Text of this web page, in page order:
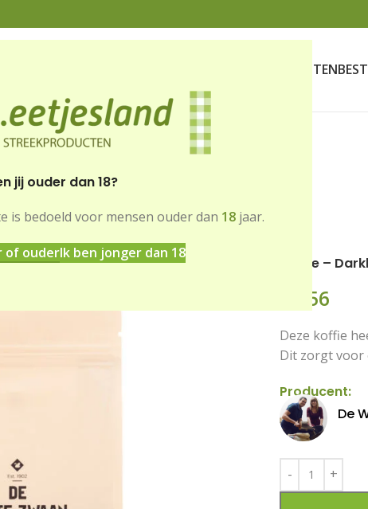
jij ouder dan 18?
is bedoeld voor mensen ouder dan 18 jaar.
of ouderIk ben jonger dan 18
VERKOOPPUNTEN
Darkblend – gemalen (250gr)
Koffie –
7,56
Deze koffie
Dit zorgt voor
Producent:
De